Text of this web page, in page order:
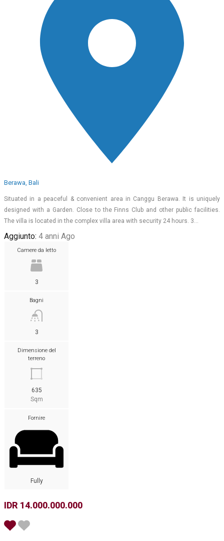
Berawa, Bali
Situated in a peaceful & convenient area in Canggu Berawa. It is uniquely
designed with a Garden. Close to the Finns Club and other public facilities.
The villa is located in the complex villa area with security 24 hours. 3…
Aggiunto: 4 anni Ago
Camere da letto
3
Bagni
3
Dimensione del
terreno
635
Sqm
Fornire
Fully
IDR 14.000.000.000